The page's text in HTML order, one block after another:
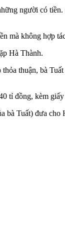
người có
mà không hợp
Hà Thành.
thuận, bà
đồng, kèm
Tuất) đưa